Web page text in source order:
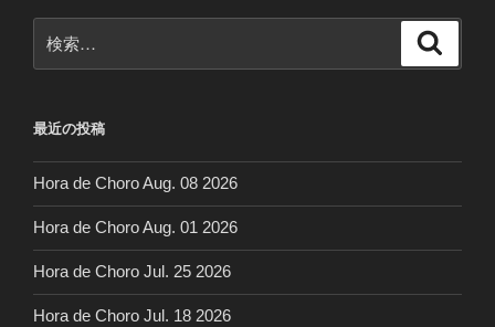
ン
索:
最近の投稿
Hora de Choro Aug. 08 2026
Hora de Choro Aug. 01 2026
Hora de Choro Jul. 25 2026
Hora de Choro Jul. 18 2026